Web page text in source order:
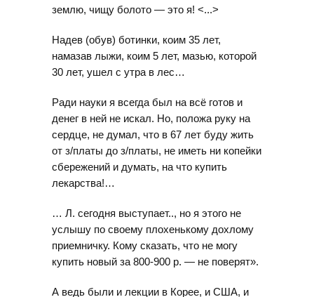
землю, чищу болото — это я! <...>
Надев (обув) ботинки, коим 35 лет,
намазав лыжи, коим 5 лет, мазью, которой
30 лет, ушел с утра в лес…
Ради науки я всегда был на всё готов и
денег в ней не искал. Но, положа руку на
сердце, не думал, что в 67 лет буду жить
от з/платы до з/платы, не иметь ни копейки
сбережений и думать, на что купить
лекарства!…
… Л. сегодня выступает.., но я этого не
услышу по своему плохенькому дохлому
приемничку. Кому сказать, что не могу
купить новый за 800-900 р. — не поверят».
А ведь были и лекции в Корее, и США, и